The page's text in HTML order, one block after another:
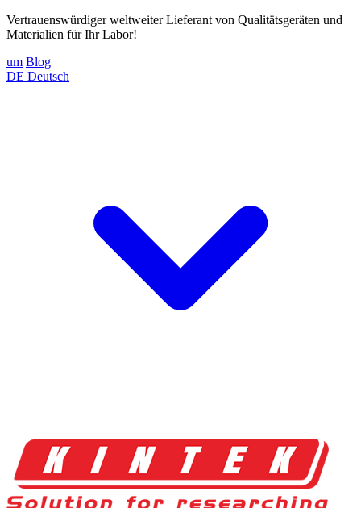
Vertrauenswürdiger weltweiter Lieferant von Qualitätsgeräten und
Materialien für Ihr Labor!
um Blog
DE Deutsch